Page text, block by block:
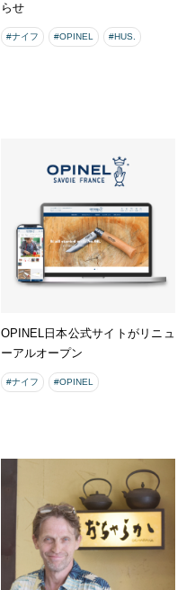
らせ
#ナイフ #OPINEL #HUS.
OPINEL日本公式サイトがリニュ
ーアルオープン
#ナイフ #OPINEL